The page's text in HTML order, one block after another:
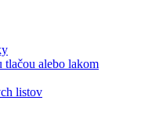
alebo lakom
listov